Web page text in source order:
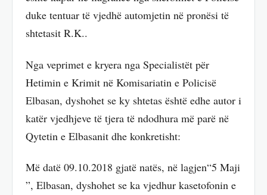
duke tentuar të vjedhë automjetin në pronësi të
shtetasit R.K..
Nga veprimet e kryera nga Specialistët për
Hetimin e Krimit në Komisariatin e Policisë
Elbasan, dyshohet se ky shtetas është edhe autor i
katër vjedhjeve të tjera të ndodhura më parë në
Qytetin e Elbasanit dhe konkretisht:
Më datë 09.10.2018 gjatë natës, në lagjen“5 Maji
”, Elbasan, dyshohet se ka vjedhur kasetofonin e